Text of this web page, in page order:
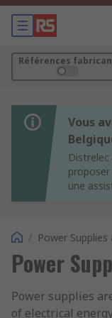
Références
Vous
Distrelec
une
/ Power
Power
Power supplies
of electrical